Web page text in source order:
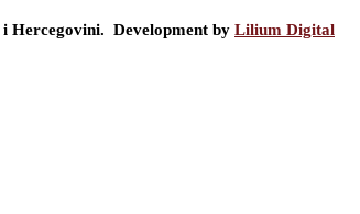
Hercegovini. Development by Lilium Digital